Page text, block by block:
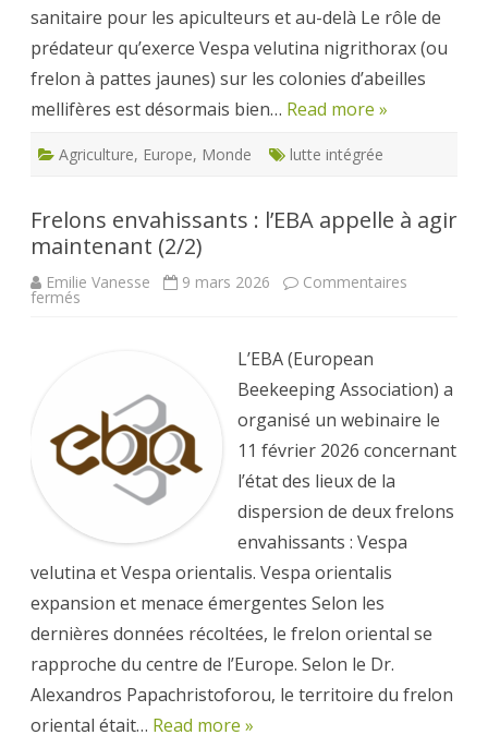
sanitaire pour les apiculteurs et au-delà Le rôle de
prédateur qu’exerce Vespa velutina nigrithorax (ou
frelon à pattes jaunes) sur les colonies d’abeilles
mellifères est désormais bien… Read more »
Agriculture, Europe, Monde lutte intégrée
Frelons envahissants : l’EBA appelle à agir
maintenant (2/2)
Emilie Vanesse 9 mars 2026 Commentaires
fermés
maintenant
(2/2)
L’EBA (European
Beekeeping Association) a
organisé un webinaire le
11 février 2026 concernant
l’état des lieux de la
dispersion de deux frelons
envahissants : Vespa
velutina et Vespa orientalis. Vespa orientalis
expansion et menace émergentes Selon les
dernières données récoltées, le frelon oriental se
rapproche du centre de l’Europe. Selon le Dr.
Alexandros Papachristoforou, le territoire du frelon
oriental était… Read more »